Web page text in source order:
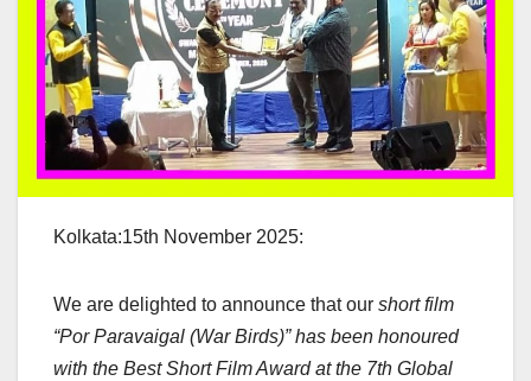
Kolkata:15th November 2025:
We are delighted to announce that our short film
“Por Paravaigal (War Birds)” has been honoured
with the Best Short Film Award at the 7th Global